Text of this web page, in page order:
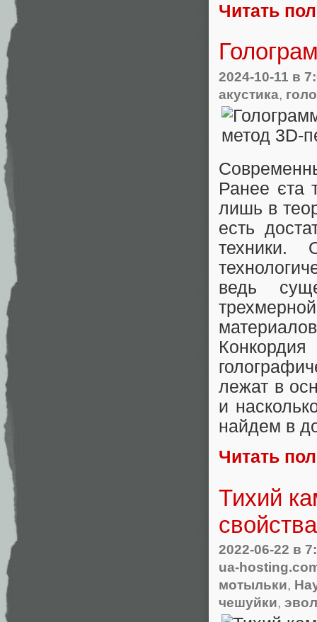
Читать
2024-10-11 в
акустика,
Ранее єта
лишь в
есть
техники.
ведь
лежат в
и
найдем в
Читать
Тихий
2022-06-22 в
ua-
мотыльки,
чешуйки,